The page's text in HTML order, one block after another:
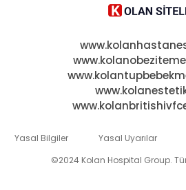
Yasal Bilgiler Yasal Uyarılar
©2024 Kolan Hospital Group.